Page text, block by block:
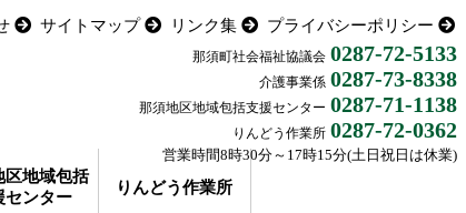
区地域包括
センター
りんどう作業所
サイトマップ リンク集 プライバシーポリシー
那須町社会福祉協議会 0287-72-5133
介護事業係 0287-73-8338
那須地区地域包括支援センター 0287-71-1138
りんどう作業所 0287-72-0362
営業時間8時30分～17時15分(土日祝日は休業)